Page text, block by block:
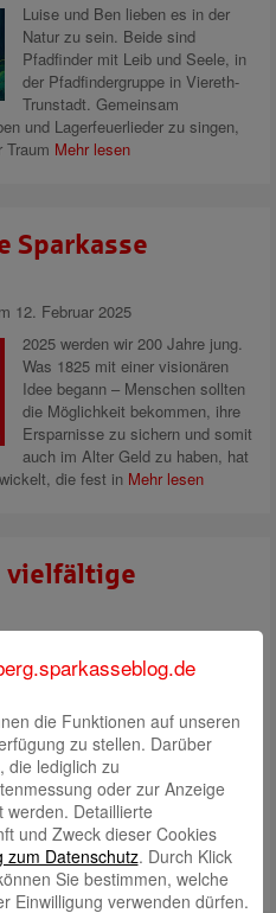
Luise und Ben lieben es in der
Natur zu sein. Beide sind
Pfadfinder mit Leib und Seele, in
der Pfadfindergruppe in Viereth-
Trunstadt. Gemeinsam
und Lagerfeuerlieder zu singen,
Mehr lesen
Sparkasse
12. Februar 2025
2025 werden wir 200 Jahre jung.
Was 1825 mit einer visionären
Idee begann – Menschen sollten
die Möglichkeit bekommen, ihre
Ersparnisse zu sichern und somit
auch im Alter Geld zu haben, hat
die fest in Mehr lesen
vielfältige
Wir begleiten das Leben der
Bamberg und fördern mit
unserem gesellschaftlichen und
sozialen Engagement die
Gemeinschaft und den
Zusammenhalt. Zahlreiche
Vereine, Initiativen und soziale
in allen Bereichen der
die Funktionen auf unseren
zu stellen. Darüber
die lediglich zu
oder zur Anzeige
Detaillierte
und Zweck dieser Cookies
zum Datenschutz. Durch Klick
Sie bestimmen, welche
Einwilligung verwenden dürfen.